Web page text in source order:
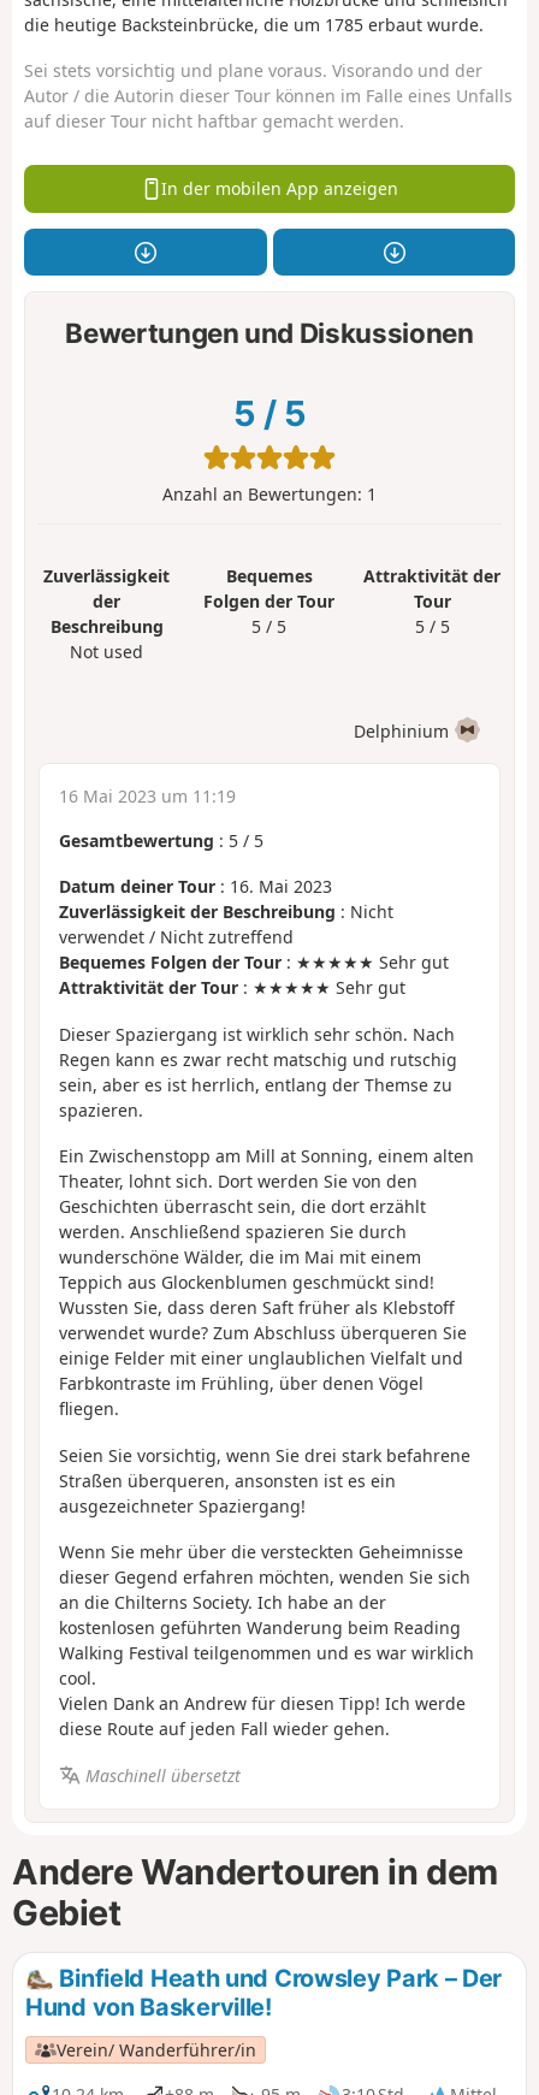
die heutige Backsteinbrücke, die um 1785 erbaut wurde.
Sei stets vorsichtig und plane voraus. Visorando und der
Autor / die Autorin dieser Tour können im Falle eines Unfalls
auf dieser Tour nicht haftbar gemacht werden.
In der mobilen App anzeigen
Bewertungen und Diskussionen
5 / 5
Anzahl an Bewertungen: 1
Zuverlässigkeit
der
Beschreibung
Not used
Bequemes
Folgen der Tour
5 / 5
Attraktivität der
Tour
5 / 5
Delphinium
16 Mai 2023 um 11:19
Gesamtbewertung : 5 / 5
Datum deiner Tour : 16. Mai 2023
Zuverlässigkeit der Beschreibung : Nicht
verwendet / Nicht zutreffend
Bequemes Folgen der Tour : ★★★★★ Sehr gut
Attraktivität der Tour : ★★★★★ Sehr gut
Dieser Spaziergang ist wirklich sehr schön. Nach
Regen kann es zwar recht matschig und rutschig
sein, aber es ist herrlich, entlang der Themse zu
spazieren.
Ein Zwischenstopp am Mill at Sonning, einem alten
Theater, lohnt sich. Dort werden Sie von den
Geschichten überrascht sein, die dort erzählt
werden. Anschließend spazieren Sie durch
wunderschöne Wälder, die im Mai mit einem
Teppich aus Glockenblumen geschmückt sind!
Wussten Sie, dass deren Saft früher als Klebstoff
verwendet wurde? Zum Abschluss überqueren Sie
einige Felder mit einer unglaublichen Vielfalt und
Farbkontraste im Frühling, über denen Vögel
fliegen.
Seien Sie vorsichtig, wenn Sie drei stark befahrene
Straßen überqueren, ansonsten ist es ein
ausgezeichneter Spaziergang!
Wenn Sie mehr über die versteckten Geheimnisse
dieser Gegend erfahren möchten, wenden Sie sich
an die Chilterns Society. Ich habe an der
kostenlosen geführten Wanderung beim Reading
Walking Festival teilgenommen und es war wirklich
cool.
Vielen Dank an Andrew für diesen Tipp! Ich werde
diese Route auf jeden Fall wieder gehen.
Maschinell übersetzt
Andere Wandertouren in dem
Gebiet
Binfield Heath und Crowsley Park – Der
Hund von Baskerville!
Verein/ Wanderführer/in